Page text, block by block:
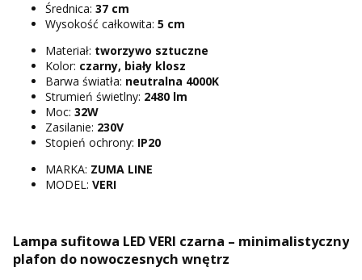
Średnica: 37 cm
Wysokość całkowita: 5 cm
Materiał: tworzywo sztuczne
Kolor: czarny, biały klosz
Barwa światła: neutralna 4000K
Strumień świetlny: 2480 lm
Moc: 32W
Zasilanie: 230V
Stopień ochrony: IP20
MARKA: ZUMA LINE
MODEL: VERI
Lampa sufitowa LED VERI czarna – minimalistyczny
plafon do nowoczesnych wnętrz